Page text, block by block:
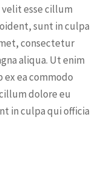
esse cillum
sunt in culpa
consectetur
aliqua. Ut enim
ea commodo
dolore eu
in culpa qui officia